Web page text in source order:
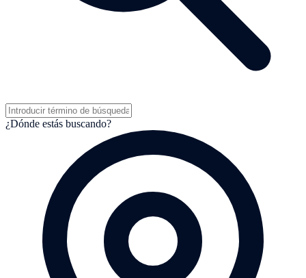
¿Dónde estás buscando?